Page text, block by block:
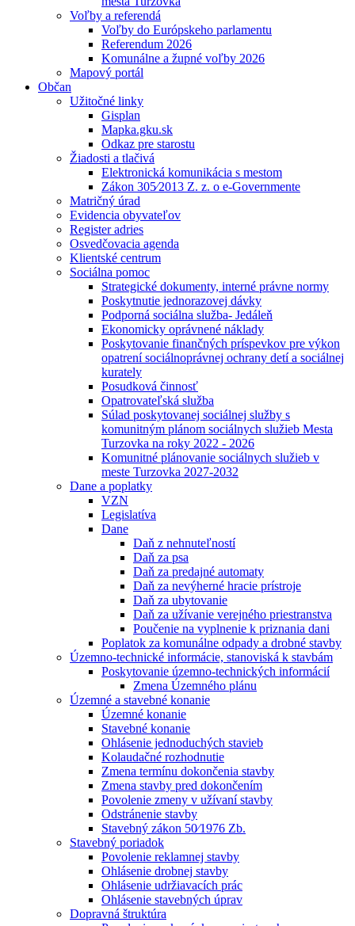
Voľby a referendá
Voľby do Európskeho parlamentu
Referendum 2026
Komunálne a župné voľby 2026
Mapový portál
Občan
Užitočné linky
Gisplan
Mapka.gku.sk
Odkaz pre starostu
Žiadosti a tlačivá
Elektronická komunikácia s mestom
Zákon 305⁄2013 Z. z. o e-Governmente
Matričný úrad
Evidencia obyvateľov
Register adries
Osvedčovacia agenda
Klientské centrum
Sociálna pomoc
Strategické dokumenty, interné právne normy
Poskytnutie jednorazovej dávky
Podporná sociálna služba- Jedáleň
Ekonomicky oprávnené náklady
Poskytovanie finančných príspevkov pre výkon
opatrení sociálnoprávnej ochrany detí a sociálnej
kurately
Posudková činnosť
Opatrovateľská služba
Súlad poskytovanej sociálnej služby s
komunitným plánom sociálnych služieb Mesta
Turzovka na roky 2022 - 2026
Komunitné plánovanie sociálnych služieb v
meste Turzovka 2027-2032
Dane a poplatky
VZN
Legislatíva
Dane
Daň z nehnuteľností
Daň za psa
Daň za predajné automaty
Daň za nevýherné hracie prístroje
Daň za ubytovanie
Daň za užívanie verejného priestranstva
Poučenie na vyplnenie k priznania dani
Poplatok za komunálne odpady a drobné stavby
Územno-technické informácie, stanoviská k stavbám
Poskytovanie územno-technických informácií
Zmena Územného plánu
Územné a stavebné konanie
Územné konanie
Stavebné konanie
Ohlásenie jednoduchých stavieb
Kolaudačné rozhodnutie
Zmena termínu dokončenia stavby
Zmena stavby pred dokončením
Povolenie zmeny v užívaní stavby
Odstránenie stavby
Stavebný zákon 50⁄1976 Zb.
Stavebný poriadok
Povolenie reklamnej stavby
Ohlásenie drobnej stavby
Ohlásenie udržiavacích prác
Ohlásenie stavebných úprav
Dopravná štruktúra